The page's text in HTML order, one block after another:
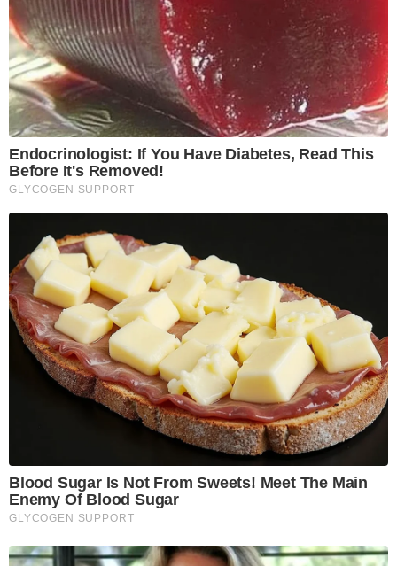
Endocrinologist: If You Have Diabetes, Read This
Before It's Removed!
GLYCOGEN SUPPORT
Blood Sugar Is Not From Sweets! Meet The Main
Enemy Of Blood Sugar
GLYCOGEN SUPPORT